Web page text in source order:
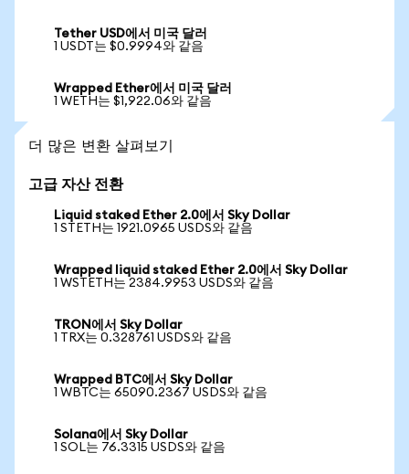
Tether USD에서 미국 달러
1 USDT는 $0.9994와 같음
Wrapped Ether에서 미국 달러
1 WETH는 $1,922.06와 같음
더 많은 변환 살펴보기
고급 자산 전환
Liquid staked Ether 2.0에서 Sky Dollar
1 STETH는 1921.0965 USDS와 같음
Wrapped liquid staked Ether 2.0에서 Sky Dollar
1 WSTETH는 2384.9953 USDS와 같음
TRON에서 Sky Dollar
1 TRX는 0.328761 USDS와 같음
Wrapped BTC에서 Sky Dollar
1 WBTC는 65090.2367 USDS와 같음
Solana에서 Sky Dollar
1 SOL는 76.3315 USDS와 같음